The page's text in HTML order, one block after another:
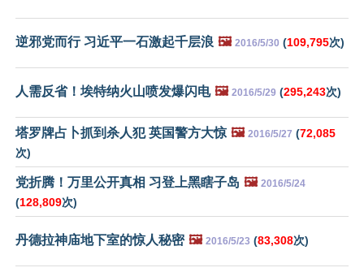
逆邪党而行 习近平一石激起千层浪 🖼️ 2016/5/30 (109,795次)
人需反省！埃特纳火山喷发爆闪电 🖼️ 2016/5/29 (295,243次)
塔罗牌占卜抓到杀人犯 英国警方大惊 🖼️ 2016/5/27 (72,085
次)
党折腾！万里公开真相 习登上黑瞎子岛 🖼️ 2016/5/24
(128,809次)
丹德拉神庙地下室的惊人秘密 🖼️ 2016/5/23 (83,308次)